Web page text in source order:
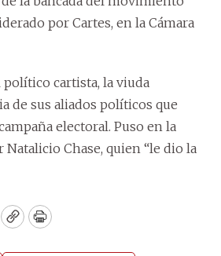
por Cartes, en la Cámara
cartista, la viuda
de sus aliados políticos que
electoral. Puso en la
Chase, quien “le dio la
CopyPrint